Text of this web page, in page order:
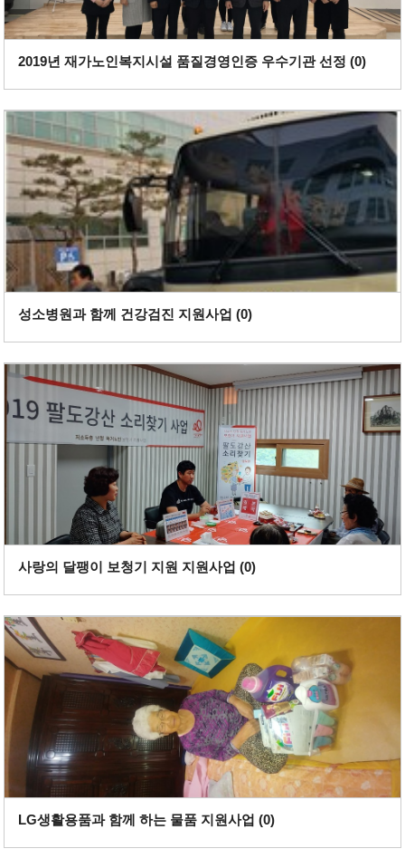
2019년 재가노인복지시설 품질경영인증 우수기관 선정 (0)
성소병원과 함께 건강검진 지원사업 (0)
사랑의 달팽이 보청기 지원 지원사업 (0)
LG생활용품과 함께 하는 물품 지원사업 (0)